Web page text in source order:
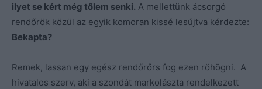
ilyet se kért még tőlem senki. A mellettünk ácsorgó
rendőrök közül az egyik komoran kissé lesújtva kérdezte:
Bekapta?
Remek, lassan egy egész rendőrőrs fog ezen röhögni. A
hivatalos szerv, aki a szondát markolászta rendelkezett